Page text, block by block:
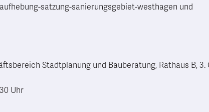
satzung-sanierungsgebiet-westhagen und
Stadtplanung und Bauberatung, Rathaus B,
Uhr